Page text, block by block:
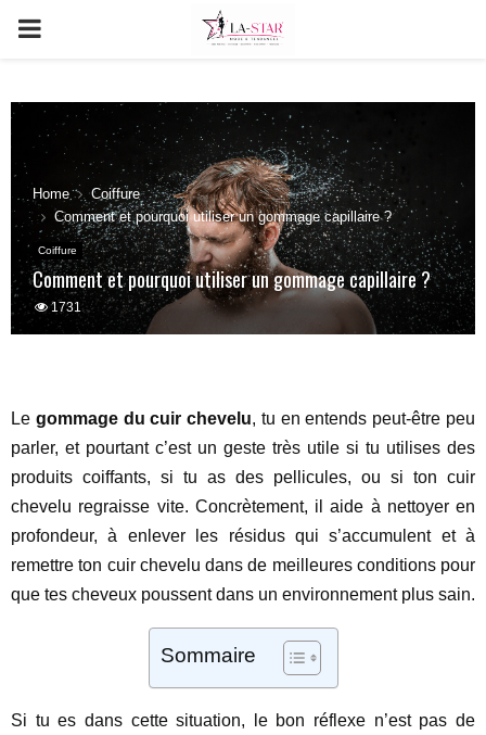
PRIMARY
Home
Coiffure
Comment et pourquoi utiliser un gommage capillaire ?
Coiffure
Comment et pourquoi utiliser un gommage capillaire ?
1731
Le gommage du cuir chevelu, tu en entends peut-être peu
parler, et pourtant c’est un geste très utile si tu utilises des
produits coiffants, si tu as des pellicules, ou si ton cuir
chevelu regraisse vite. Concrètement, il aide à nettoyer en
profondeur, à enlever les résidus qui s’accumulent et à
remettre ton cuir chevelu dans de meilleures conditions pour
que tes cheveux poussent dans un environnement plus sain.
Sommaire
Si tu es dans cette situation, le bon réflexe n’est pas de